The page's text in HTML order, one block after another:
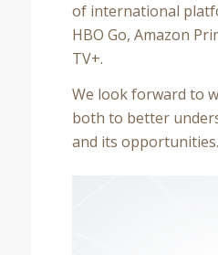
of international
HBO Go, Amazon
TV+.
We look forward to
both to better
and its opportunities.